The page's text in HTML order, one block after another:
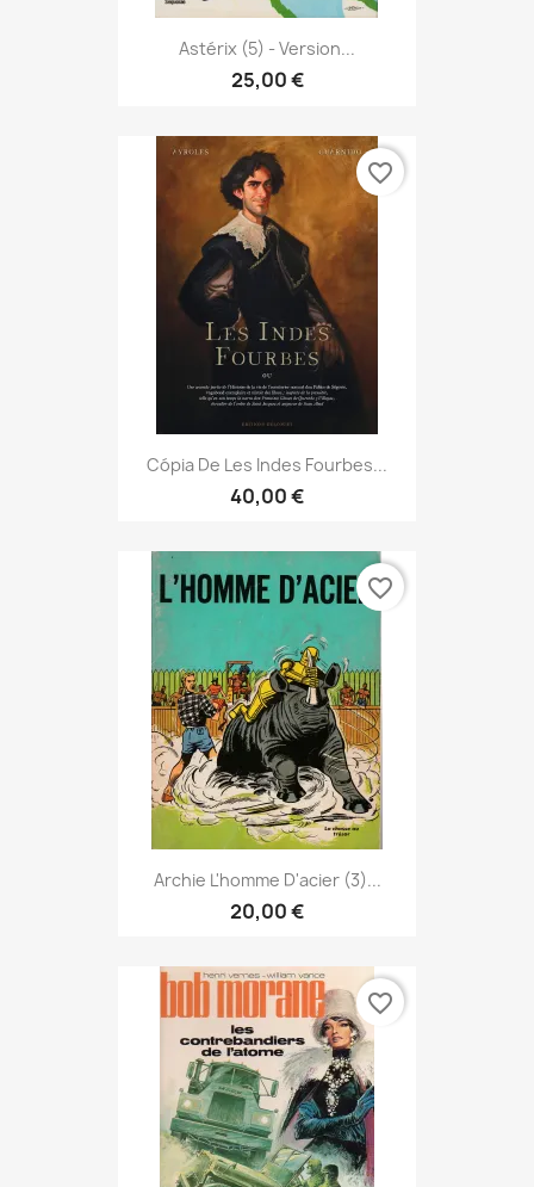
Astérix (5) - Version...
25,00 €
Cópia De Les Indes Fourbes...
40,00 €
favorite_border
Archie L'homme D'acier (3)...
20,00 €
favorite_border
favorite_border